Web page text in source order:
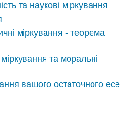
та наукові міркування
міркування - теорема
та моральні
вашого остаточного есе